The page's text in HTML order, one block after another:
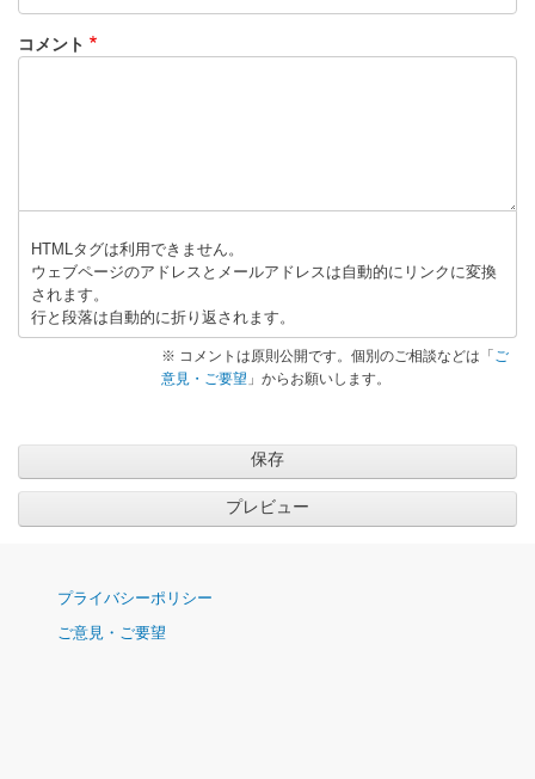
コメント
HTMLタグは利用できません。
ウェブページのアドレスとメールアドレスは自動的にリンクに変換
されます。
行と段落は自動的に折り返されます。
※ コメントは原則公開です。個別のご相談などは「 ご
意見・ご要望 」からお願いします。
ナ
ゲ
プライバシーポリシー
ご意見・ご要望